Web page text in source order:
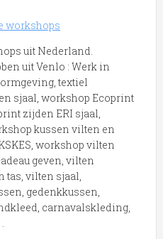
workshops
uit Nederland.
uit Venlo : Werk in
textiel
sjaal, workshop Ecoprint
zijden ERI sjaal,
kussen vilten en
workshop vilten
geven, vilten
tas, vilten sjaal,
gedenkkussen,
carnavalskleding,